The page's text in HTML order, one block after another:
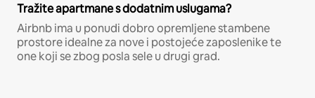
Tražite apartmane s dodatnim uslugama?
Airbnb ima u ponudi dobro opremljene stambene
prostore idealne za nove i postojeće zaposlenike te
one koji se zbog posla sele u drugi grad.